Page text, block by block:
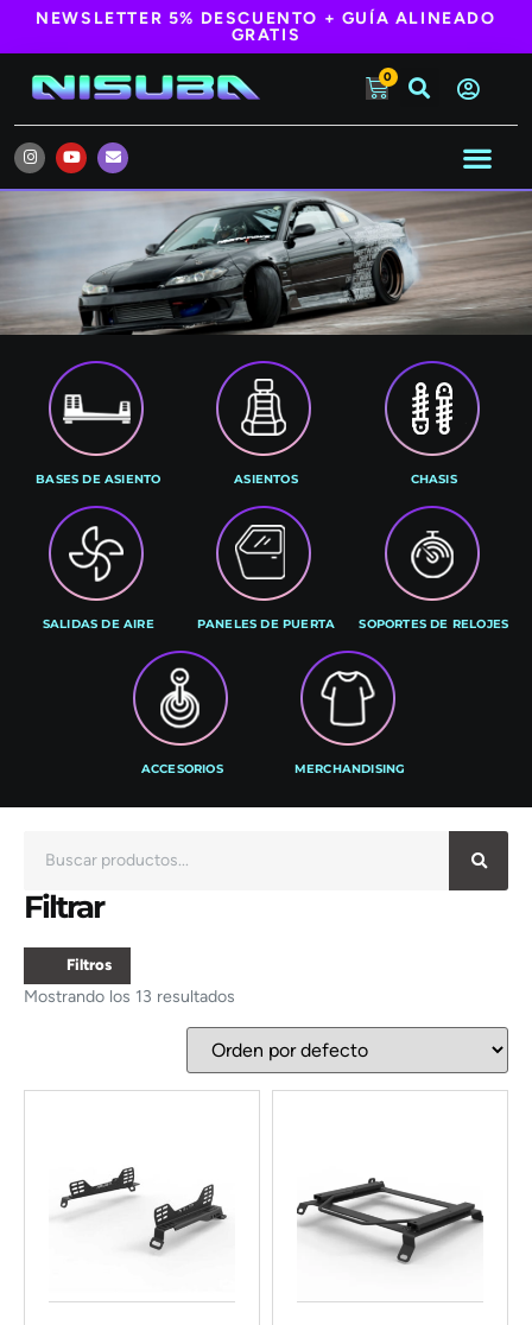
NEWSLETTER 5% DESCUENTO + GUÍA ALINEADO
GRATIS
0
BASES DE ASIENTO ASIENTOS CHASIS
SALIDAS DE AIRE PANELES DE PUERTA SOPORTES DE RELOJES
ACCESORIOS MERCHANDISING
Filtrar
Filtros
Mostrando los 13 resultados